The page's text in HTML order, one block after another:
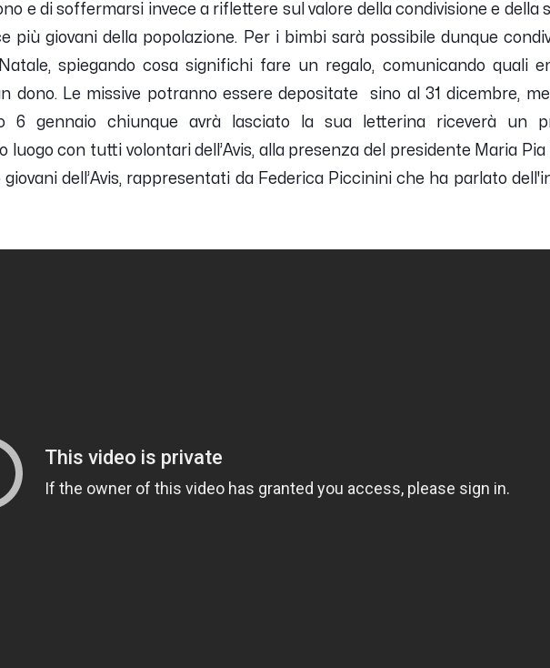
e di soffermarsi invece a riflettere sul valore della condivisione e della
più giovani della popolazione. Per i bimbi sarà possibile dunque
Natale, spiegando cosa significhi fare un regalo, comunicando quali
dono. Le missive potranno essere depositate sino al 31 dicembre,
6 gennaio chiunque avrà lasciato la sua letterina riceverà un
luogo con tutti volontari dell’Avis, alla presenza del presidente Maria Pia
dell’Avis, rappresentati da Federica Piccinini che ha parlato